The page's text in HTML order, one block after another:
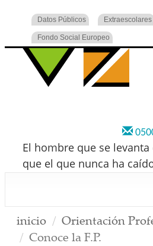
Datos Públicos Extraescolares
Fondo Social Europeo
El hombre que se
que el que nunca ha
inicio
Orientación
Conoce la F.P.